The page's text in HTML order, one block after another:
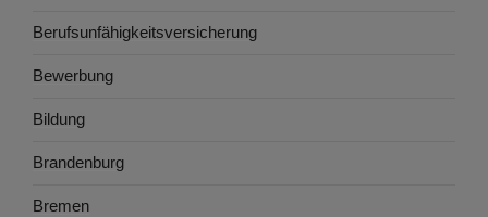
Berufsunfähigkeitsversicherung
Bewerbung
Bildung
Brandenburg
Bremen